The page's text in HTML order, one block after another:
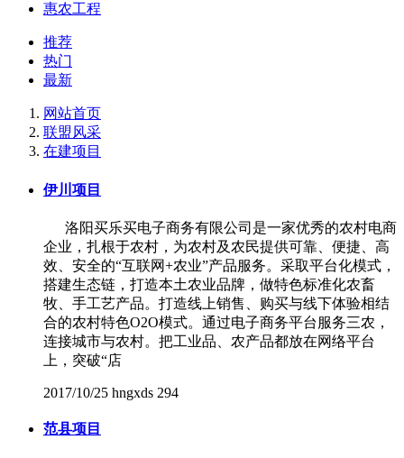
惠农工程
推荐
热门
最新
网站首页
联盟风采
在建项目
伊川项目
洛阳买乐买电子商务有限公司是一家优秀的农村电商
企业，扎根于农村，为农村及农民提供可靠、便捷、高
效、安全的“互联网+农业”产品服务。采取平台化模式，
搭建生态链，打造本土农业品牌，做特色标准化农畜
牧、手工艺产品。打造线上销售、购买与线下体验相结
合的农村特色O2O模式。通过电子商务平台服务三农，
连接城市与农村。把工业品、农产品都放在网络平台
上，突破“店
2017/10/25 hngxds 294
范县项目